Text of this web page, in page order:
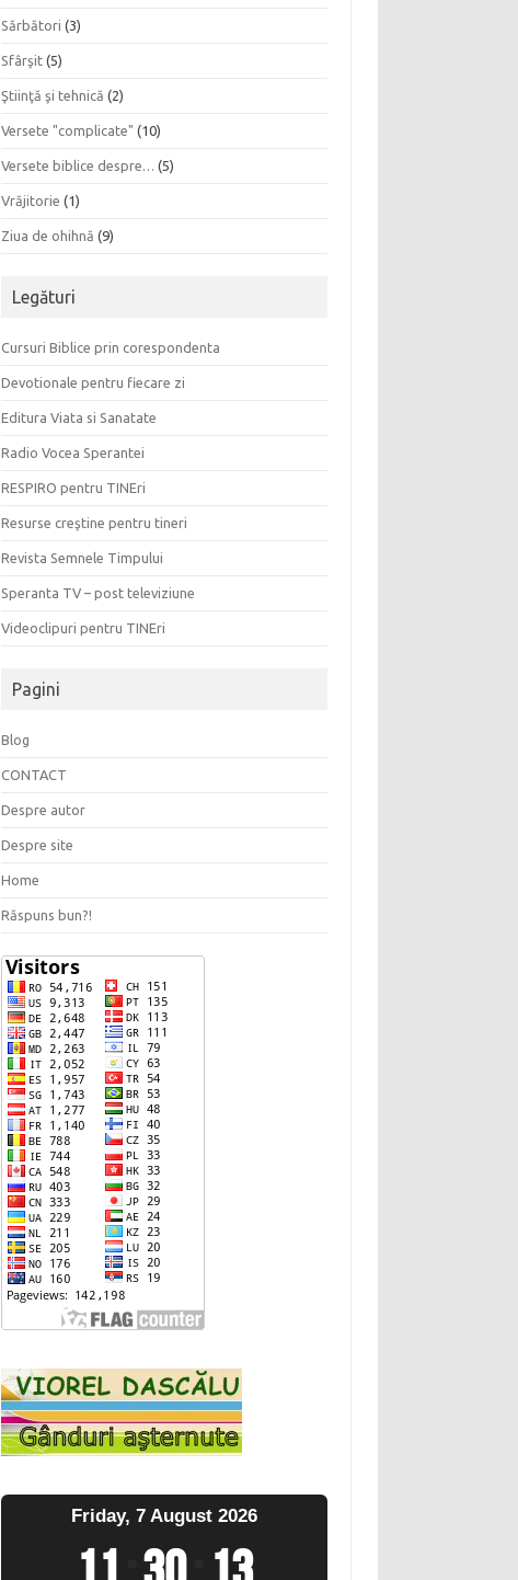
Sărbători (3)
Sfârşit (5)
Ştiinţă şi tehnică (2)
Versete "complicate" (10)
Versete biblice despre… (5)
Vrăjitorie (1)
Ziua de ohihnă (9)
Legături
Cursuri Biblice prin corespondenta
Devotionale pentru fiecare zi
Editura Viata si Sanatate
Radio Vocea Sperantei
RESPIRO pentru TINEri
Resurse creştine pentru tineri
Revista Semnele Timpului
Speranta TV – post televiziune
Videoclipuri pentru TINEri
Pagini
Blog
CONTACT
Despre autor
Despre site
Home
Răspuns bun?!
Friday, 7 August 2026